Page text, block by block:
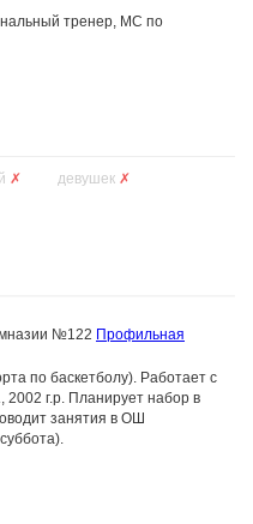
тренер, МС по
✗ девушек ✗
№122 Профильная
по баскетболу). Работает с
2002 г.р. Планирует набор в
занятия в ОШ